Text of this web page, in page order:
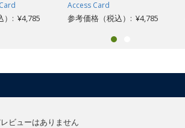
）: ¥4,785
Access Card
参考価格（税込）: ¥4,785
ビューはありません